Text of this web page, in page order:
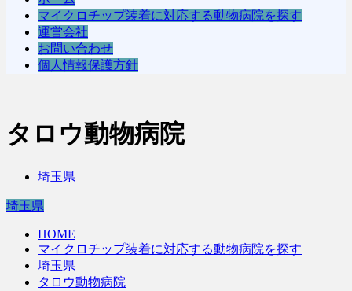
マイクロチップ装着に対応する動物病院を探す
運営会社
お問い合わせ
個人情報保護方針
タロウ動物病院
埼玉県
埼玉県
HOME
マイクロチップ装着に対応する動物病院を探す
埼玉県
タロウ動物病院